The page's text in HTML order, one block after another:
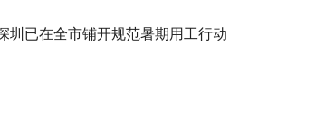
圳已在全市铺开规范暑期用工行动